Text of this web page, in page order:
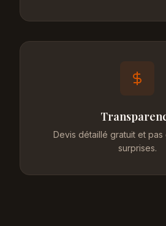
Devis détaillé gratuit et pas
surprises.